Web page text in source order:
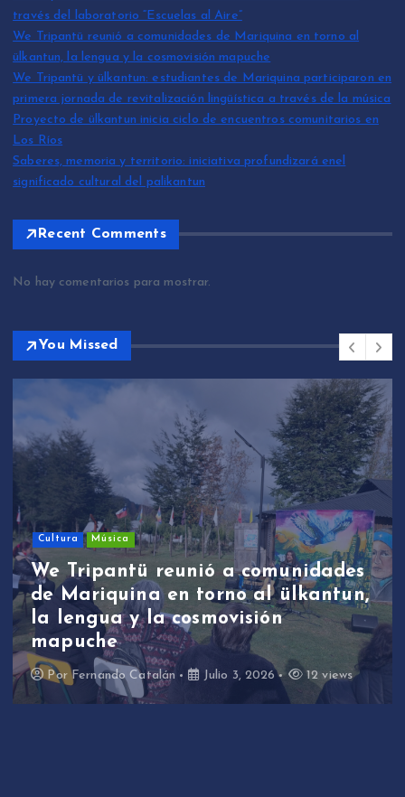
través del laboratorio “Escuelas al Aire”
We Tripantü reunió a comunidades de Mariquina en torno al
ülkantun, la lengua y la cosmovisión mapuche
We Tripantü y ülkantun: estudiantes de Mariquina participaron en
primera jornada de revitalización lingüística a través de la música
Proyecto de ülkantun inicia ciclo de encuentros comunitarios en
Los Ríos
Saberes, memoria y territorio: iniciativa profundizará enel
significado cultural del palikantun
Recent Comments
No hay comentarios para mostrar.
You Missed
Cultura Música
We Tripantü reunió a comunidades
de Mariquina en torno al ülkantun,
la lengua y la cosmovisión
mapuche
Por Fernando Catalán Julio 3, 2026 12 views